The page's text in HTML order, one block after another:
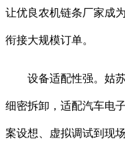
让优良农机链条厂家成
衔接大规模订单。
设备适配性强。姑苏
细密拆卸，适配汽车电
案设想、虚拟调试到现